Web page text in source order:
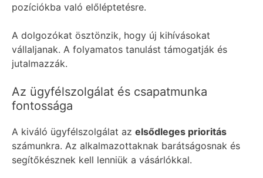
pozíciókba való előléptetésre.
A dolgozókat ösztönzik, hogy új kihívásokat
vállaljanak. A folyamatos tanulást támogatják és
jutalmazzák.
Az ügyfélszolgálat és csapatmunka
fontossága
A kiváló ügyfélszolgálat az elsődleges prioritás
számunkra. Az alkalmazottaknak barátságosnak és
segítőkésznek kell lenniük a vásárlókkal.